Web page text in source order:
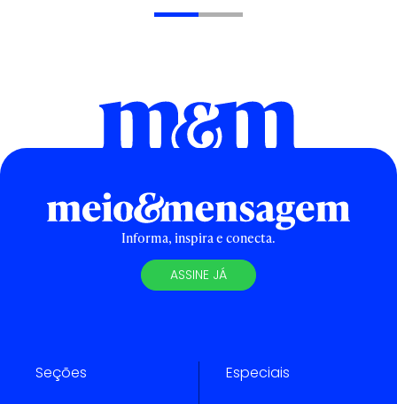
Informa, inspira e conecta.
ASSINE JÁ
Seções Especiais